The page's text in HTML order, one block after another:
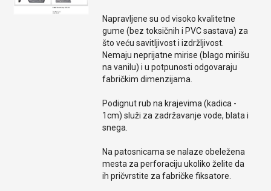
Napravljene su od visoko kvalitetne
gume (bez toksičnih i PVC sastava) za
što veću savitljivost i izdržljivost.
Nemaju neprijatne mirise (blago mirišu
na vanilu) i u potpunosti odgovaraju
fabričkim dimenzijama.
Podignut rub na krajevima (kadica -
1cm) služi za zadržavanje vode, blata i
snega.
Na patosnicama se nalaze obeležena
mesta za perforaciju ukoliko želite da
ih pričvrstite za fabričke fiksatore.